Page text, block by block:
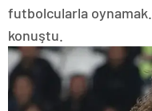
futbolcularla
konuştu.